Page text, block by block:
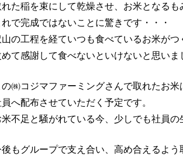
れた稲を束にして乾燥させ、お米となる
れで完成ではないことに驚きです・・・
山の工程を経ていつも食べているお米が
めて感謝して食べないといけないと思いま
の㈱コジマファーミングさんで取れたお
へ配布させていただく予定です。
米不足と騒がれている今、少しでも社員
後もグループで支え合い、高め合えるよ